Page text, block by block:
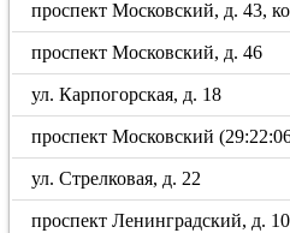
проспект Московский, д. 43,
проспект Московский, д. 46
ул. Карпогорская, д. 18
проспект Московский
ул. Стрелковая, д. 22
проспект Ленинградский, д.